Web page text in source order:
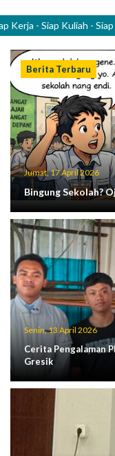
- Siap Kuliah - Siap
Berita Terbaru
Jumat, 17 April 2026
Bingung Sekolah?
Senin, 13 April 2026
Cerita Pengalaman
Gresik